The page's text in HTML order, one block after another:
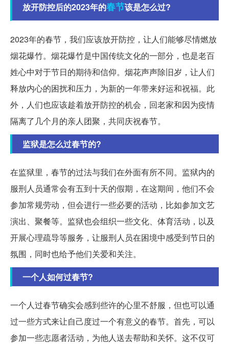
放开防控后的2023年的春节该是怎么过?
2023年的春节，我们应该放开防控，让人们能够尽情燃放
烟花爆竹。烟花爆竹是中国传统文化的一部分，也是老百
姓心中对于节日的期待和信仰。烟花声声除旧岁，让人们
释放内心的困扰和压力，为新的一年带来好运和祝福。此
外，人们也应该趁着放开防控的机会，回老家和因为疫情
隔离了几个月的亲人团聚，共同庆祝春节。
监狱是怎么过春节的?
在监狱里，春节的过法与我们在外面有所不同。监狱内的
服刑人员通常会有五到十天的假期，在这期间，他们不会
参加常规劳动，但会进行一些必要的活动，比如参加文艺
演出、聚餐等。监狱也会组织一些文化、体育活动，以及
开展心理疏导等服务，让服刑人员在困境中感受到节日的
氛围，同时也给予他们关爱和关注。
一个人如何过春节?
一个人过春节确实会感到些许的心里不舒服，但也可以通
过一些方式来让自己度过一个有意义的春节。首先，可以
参加一些志愿者活动，为他人送去帮助和关怀。这不仅可